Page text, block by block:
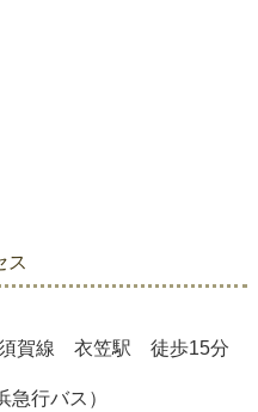
ス
賀線 衣笠駅 徒歩15分
急行バス）